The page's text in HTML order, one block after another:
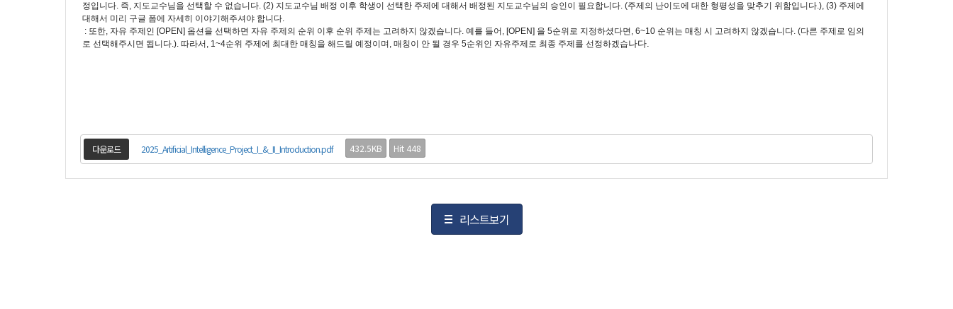
정입니다. 즉, 지도교수님을 선택할 수 없습니다. (2) 지도교수님 배정 이후 학생이 선택한 주제에 대해서 배정된 지도교수님의 승인이 필요합니다. (주제의 난이도에 대한 형평성을 맞추기 위함입니다.), (3) 주제에
대해서 미리 구글 폼에 자세히 이야기해주셔야 합니다.
: 또한, 자유 주제인 [OPEN] 옵션을 선택하면 자유 주제의 순위 이후 순위 주제는 고려하지 않겠습니다. 예를 들어, [OPEN] 을 5순위로 지정하셨다면, 6~10 순위는 매칭 시 고려하지 않겠습니다. (다른 주제로 임의
로 선택해주시면 됩니다.). 따라서, 1~4순위 주제에 최대한 매칭을 해드릴 예정이며, 매칭이 안 될 경우 5순위인 자유주제로 최종 주제를 선정하겠습나다.
다운로드 2025_Artificial_Intelligence_Project_I_&_II_Introduction.pdf 432.5KB Hit 448
리스트보기